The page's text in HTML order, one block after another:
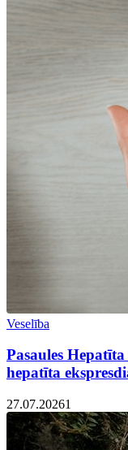
Veselība
Pasaules
hepatīta
27.07.20261